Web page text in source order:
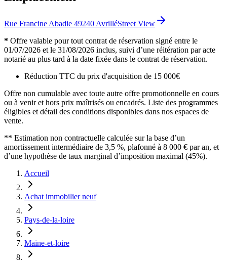
Rue Francine Abadie 49240 AvrilléStreet View
* Offre valable pour tout contrat de réservation signé entre le
01/07/2026 et le 31/08/2026 inclus, suivi d’une réitération par acte
notarié au plus tard à la date fixée dans le contrat de réservation.
Réduction TTC du prix d'acquisition de 15 000€
Offre non cumulable avec toute autre offre promotionnelle en cours
ou à venir et hors prix maîtrisés ou encadrés. Liste des programmes
éligibles et détail des conditions disponibles dans nos espaces de
vente.
** Estimation non contractuelle calculée sur la base d’un
amortissement intermédiaire de 3,5 %, plafonné à 8 000 € par an, et
d’une hypothèse de taux marginal d’imposition maximal (45%).
Accueil
Achat immobilier neuf
Pays-de-la-loire
Maine-et-loire